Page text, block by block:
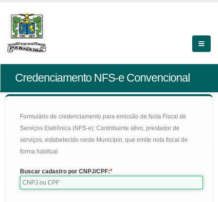
Credenciamento NFS-e Convencional
Formulário de credenciamento para emissão de Nota Fiscal de
Serviços Eletrônica (NFS-e): Contribuinte ativo, prestador de
serviços, estabelecido neste Município, que emite nota fiscal de
forma habitual
Buscar cadastro por CNPJ/CPF: